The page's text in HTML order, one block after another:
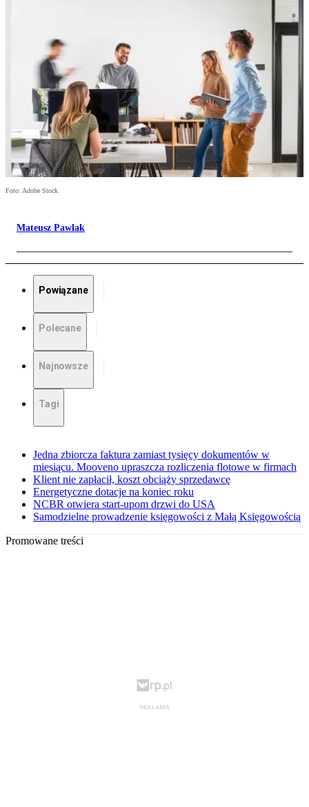
Foto: Adobe Stock
Mateusz Pawlak
Powiązane
Polecane
Najnowsze
Tagi
Jedna zbiorcza faktura zamiast tysięcy dokumentów w
miesiącu. Mooveno upraszcza rozliczenia flotowe w firmach
Klient nie zapłacił, koszt obciąży sprzedawcę
Energetyczne dotacje na koniec roku
NCBR otwiera start-upom drzwi do USA
Samodzielne prowadzenie księgowości z Małą Księgowością
Promowane treści